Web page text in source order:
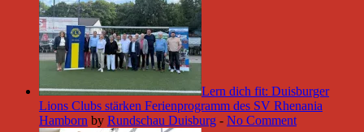
Lern dich fit: Duisburger
Lions Clubs stärken Ferienprogramm des SV Rhenania
Hamborn by Rundschau Duisburg - No Comment